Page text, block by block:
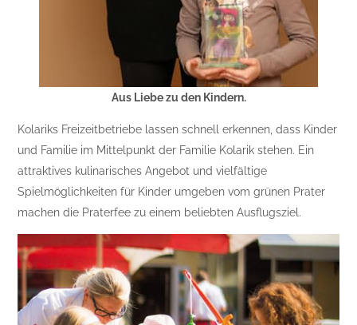
Aus Liebe zu den Kindern.
Kolariks Freizeitbetriebe lassen schnell erkennen, dass Kinder
und Familie im Mittelpunkt der Familie Kolarik stehen. Ein
attraktives kulinarisches Angebot und vielfältige
Spielmöglichkeiten für Kinder umgeben vom grünen Prater
machen die Praterfee zu einem beliebten Ausflugsziel.